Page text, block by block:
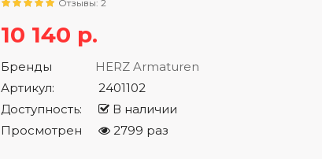
Отзывы: 2
10 140 р.
Бренды
HERZ Armaturen
Артикул:
2401102
Доступность:
В наличии
Просмотрен
2799 раз